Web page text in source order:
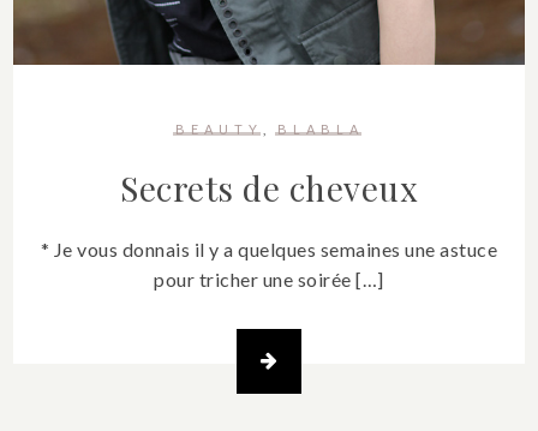
BEAUTY BLABLA
Secrets de cheveux
* Je vous donnais il y a quelques semaines une astuce
pour tricher une soirée […]